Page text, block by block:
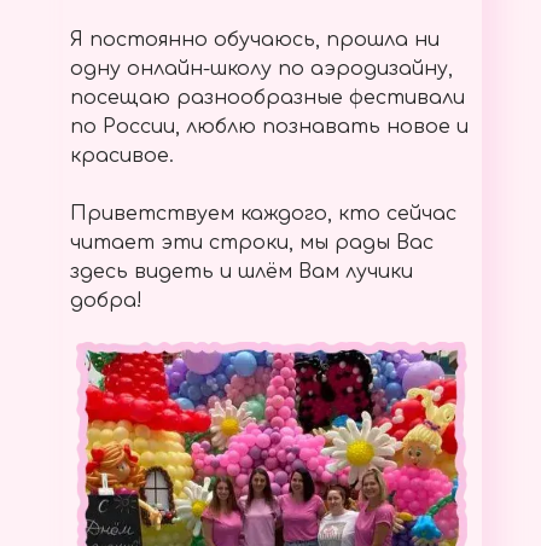
Я постоянно обучаюсь, прошла ни
одну онлайн-школу по аэродизайну,
посещаю разнообразные фестивали
по России, люблю познавать новое и
красивое.
Приветствуем каждого, кто сейчас
читает эти строки, мы рады Вас
здесь видеть и шлём Вам лучики
добра!